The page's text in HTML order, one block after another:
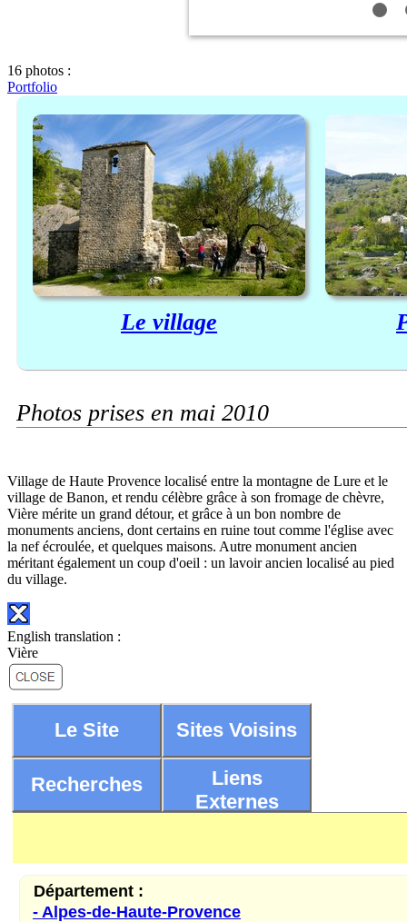
16 photos :
Portfolio
Le village
Photos prises en mai 2010
Village de Haute Provence localisé entre la montagne de Lure et le
village de Banon, et rendu célèbre grâce à son fromage de chèvre,
Vière mérite un grand détour, et grâce à un bon nombre de
monuments anciens, dont certains en ruine tout comme l'église avec
la nef écroulée, et quelques maisons. Autre monument ancien
méritant également un coup d'oeil : un lavoir ancien localisé au pied
du village.
English translation :
Vière
Le Site Sites Voisins
Recherches
Liens
Externes
Département :
- Alpes-de-Haute-Provence